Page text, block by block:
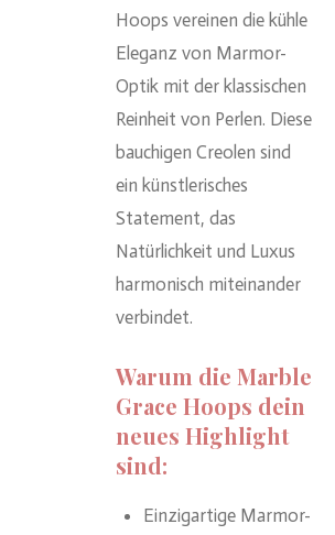
Hoops vereinen die kühle
Eleganz von Marmor-
Optik mit der klassischen
Reinheit von Perlen. Diese
bauchigen Creolen sind
ein künstlerisches
Statement, das
Natürlichkeit und Luxus
harmonisch miteinander
verbindet.
Warum die Marble
Grace Hoops dein
neues Highlight
sind:
Einzigartige Marmor-